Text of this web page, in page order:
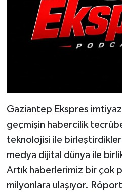
Gaziantep Ekspres
geçmişin habercilik
teknolojisi ile
medya dijital dünya ile
Artık haberlerimiz bir çok
milyonlara ulaşıyor.